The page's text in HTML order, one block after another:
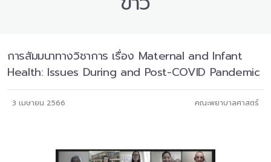
การสัมมนาทางวิชาการ เรื่อง Maternal and Infant
Health: Issues During and Post-COVID Pandemic
3 เมษายน 2566 คณะพยาบาลศาสตร์